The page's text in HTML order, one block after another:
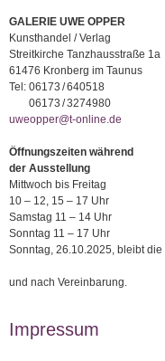
GALERIE UWE OPPER
Kunsthandel / Verlag
Streitkirche Tanzhausstraße 1a
61476 Kronberg im Taunus
Tel: 06173 / 640518
06173 / 3274980
uweopper@t-online.de
Öffnungszeiten während
der Ausstellung
Mittwoch bis Freitag
10 – 12, 15 – 17 Uhr
Samstag 11 – 14 Uhr
Sonntag 11 – 17 Uhr
Sonntag, 26.10.2025, bleibt
und nach Vereinbarung.
Impressum